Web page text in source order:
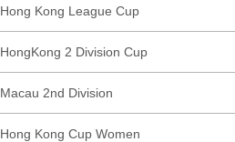
Hong Kong League Cup
HongKong 2 Division Cup
Macau 2nd Division
Hong Kong Cup Women